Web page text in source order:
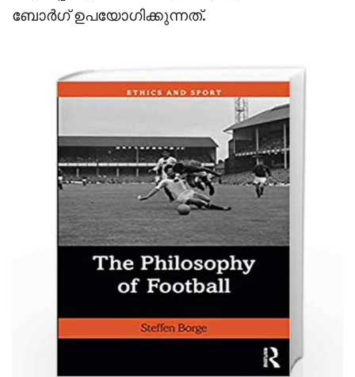
ബോർഗ് ഉപയോഗിക്കുന്നത്.